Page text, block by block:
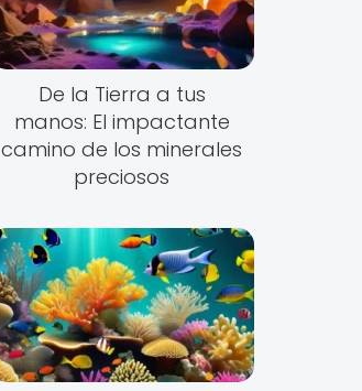
De la Tierra a tus
manos: El impactante
camino de los minerales
preciosos